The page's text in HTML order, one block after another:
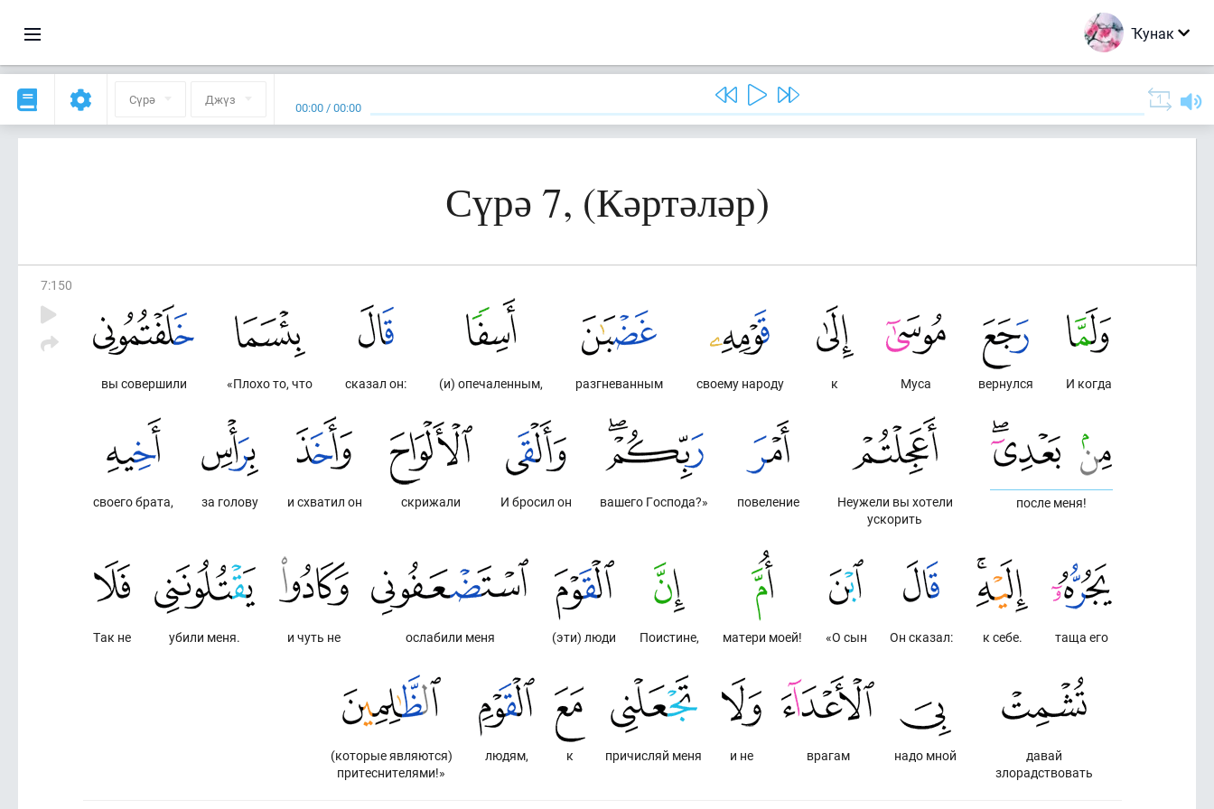
Ҡунак
Сүрә Джүз 00:00 /00:00
Сүрә 7, (Кәртәләр)
7:150
И когда
вернулся
Муса
к
своему народу
разгневанным
(и) опечаленным,
сказал он:
«Плохо то, что
вы совершили
после меня!
Неужели вы хотели
ускорить
повеление
вашего Господа?»
И бросил он
скрижали
и схватил он
за голову
своего брата,
таща его
к себе.
Он сказал:
«О сын
матери моей!
Поистине,
(эти) люди
ослабили меня
и чуть не
убили меня.
Так не
давай
злорадствовать
надо мной
врагам
и не
причисляй меня
к
людям,
(которые являются)
притеснителями!»